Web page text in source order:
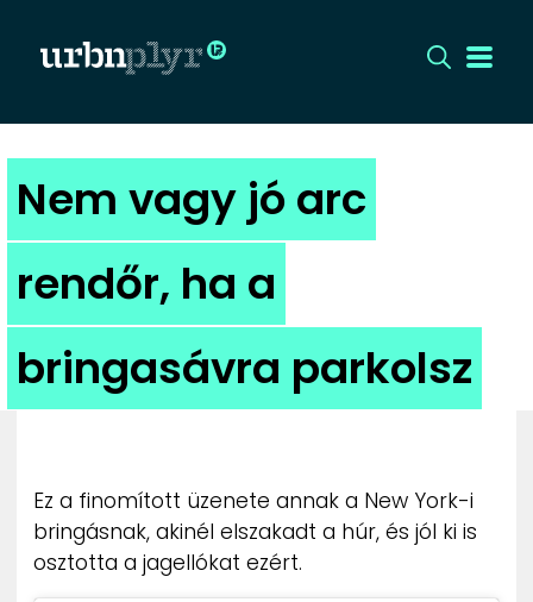
CÍMLAP
DIZÁJN
DIVAT
HIP
UTCA
ZENE
Nem vagy jó arc
rendőr, ha a
bringasávra parkolsz
Ez a finomított üzenete annak a New York-i
bringásnak, akinél elszakadt a húr, és jól ki is
osztotta a jagellókat ezért.